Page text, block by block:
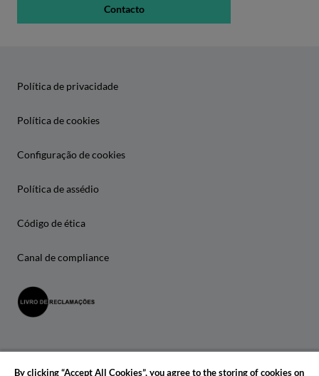
Contacto
Política de privacidade
Política de cookies
Configuração de cookies
Política de assédio
Código de ética
Canal de compliance
By clicking “Accept All Cookies”, you agree to the storing of cookies on